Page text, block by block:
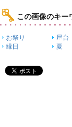
この画像のキー
お祭り 屋台
縁日
夏